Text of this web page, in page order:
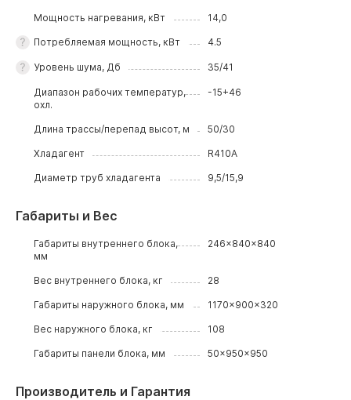
Мощность нагревания, кВт 14,0
Потребляемая мощность, кВт 4.5
Уровень шума, Дб 35/41
Диапазон рабочих температур,
охл.
-15+46
Длина трассы/перепад высот, м 50/30
Хладагент R410A
Диаметр труб хладагента 9,5/15,9
Габариты и Вес
Габариты внутреннего блока,
мм
246x840x840
Вес внутреннего блока, кг 28
Габариты наружного блока, мм 1170x900x320
Вес наружного блока, кг 108
Габариты панели блока, мм 50x950x950
Производитель и Гарантия